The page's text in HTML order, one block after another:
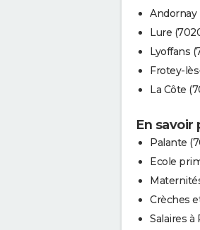
Andornay
Lure
Lyoffans
Frotey-
La Côte
En savoir
Palante
Ecole
Crèches
Salaires à